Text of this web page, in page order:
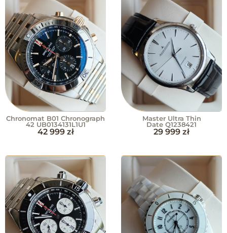
Chronomat B01 Chronograph
42 UB0134131L1U1
42 999 zł
Master Ultra Thin
Date Q1238421
29 999 zł